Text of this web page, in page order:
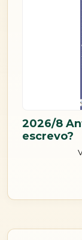
2026/8
escrevo?